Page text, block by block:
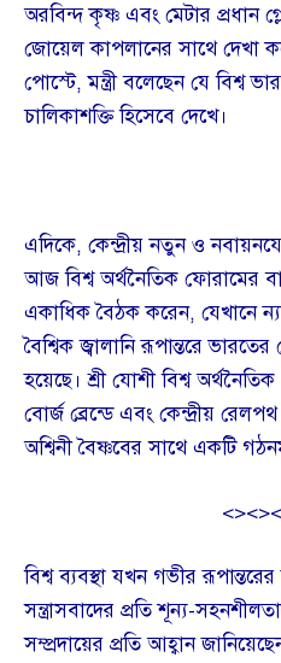
অরবিন্দ কৃষ্ণ এবং মেটার প্রধান
জোয়েল কাপলানের সাথে দেখা
পোস্টে, মন্ত্রী বলেছেন যে বিশ্ব
চালিকাশক্তি হিসেবে দেখে।
এদিকে, কেন্দ্রীয় নতুন ও
আজ বিশ্ব অর্থনৈতিক ফোরামের
একাধিক বৈঠক করেন, যেখানে
বৈশ্বিক জ্বালানি রূপান্তরে
হয়েছে। শ্রী যোশী বিশ্ব
বোর্জ ব্রেন্ডে এবং কেন্দ্রীয়
অশ্বিনী বৈষ্ণবের সাথে একটি
বিশ্ব ব্যবস্থা যখন গভীর
সন্ত্রাসবাদের প্রতি শূন্য-
সম্প্রদায়ের প্রতি আহ্বান